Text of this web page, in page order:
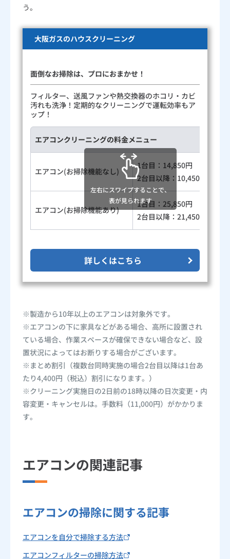
う。
大阪ガスのハウスクリーニング
面倒なお掃除は、プロにおまかせ！
フィルター、送風ファンや熱交換器のホコリ・カビ
汚れも洗浄！定期的なクリーニングで運転効率もア
ップ！
エアコンクリーニングの料金メニュー
エアコン(お掃除機能なし)
1台目：14,850円
2台目以降：10,450円
エアコン(お掃除機能あり)
1台目：25,850円
2台目以降：21,450円
左右にスワイプすることで、
表が見られます
詳しくはこちら
※製造から10年以上のエアコンは対象外です。
※エアコンの下に家具などがある場合、高所に設置され
ている場合、作業スペースが確保できない場合など、設
置状況によってはお断りする場合がございます。
※まとめ割引（複数台同時実施の場合2台目以降は1台あ
たり4,400円（税込）割引になります。）
※クリーニング実施日の2日前の18時以降の日次変更・内
容変更・キャンセルは。手数料（11,000円）がかかりま
す。
エアコンの関連記事
エアコンの掃除に関する記事
エアコンを自分で掃除する方法
エアコンフィルターの掃除方法